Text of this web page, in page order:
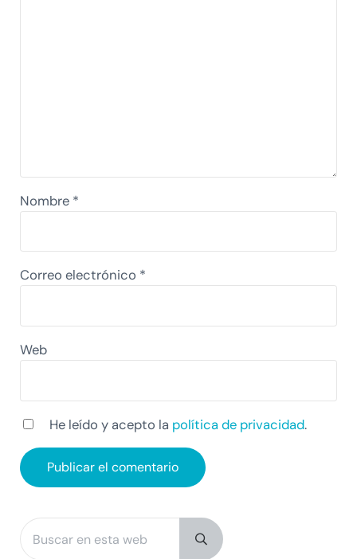
Nombre *
Correo electrónico *
Web
He leído y acepto la política de privacidad.
Sidebar
Buscar en esta web
Submit search